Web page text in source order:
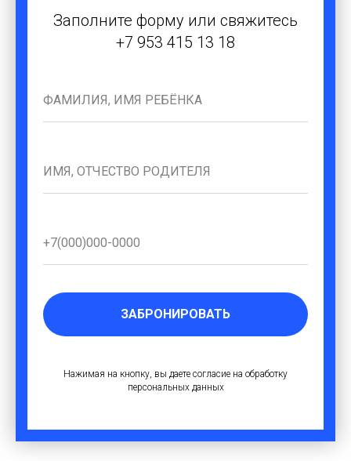
Заполните форму или свяжитесь
+7 953 415 13 18
ЗАБРОНИРОВАТЬ
Нажимая на кнопку, вы даете согласие на обработку
персональных данных